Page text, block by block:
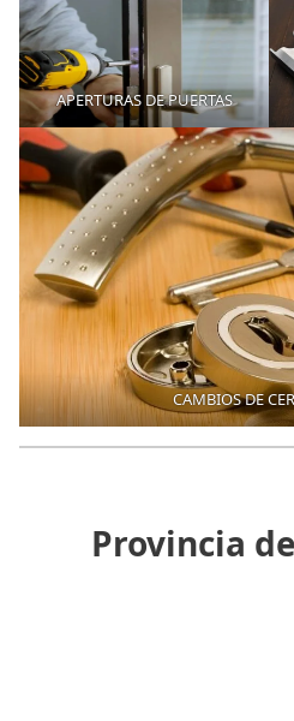
APERTURAS DE PUERTAS
CAMBIOS DE
Provincia